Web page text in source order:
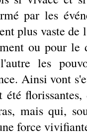
par les
plus vaste
ou pour le
les
Ainsi vont
été
mais qui,
force